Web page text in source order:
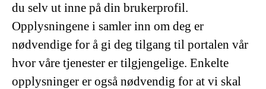
du selv ut inne på din brukerprofil.
Opplysningene i samler inn om deg er
nødvendige for å gi deg tilgang til portalen vår
hvor våre tjenester er tilgjengelige. Enkelte
opplysninger er også nødvendig for at vi skal